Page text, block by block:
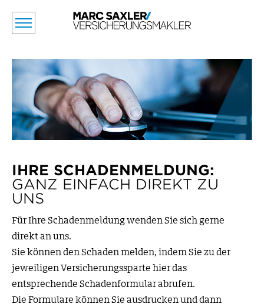
IHRE SCHADENMELDUNG:
GANZ EINFACH DIREKT ZU
UNS
Für Ihre Schadenmeldung wenden Sie sich gerne
direkt an uns.
Sie können den Schaden melden, indem Sie zu der
jeweiligen Versicherungssparte hier das
entsprechende Schadenformular abrufen.
Die Formulare können Sie ausdrucken und dann